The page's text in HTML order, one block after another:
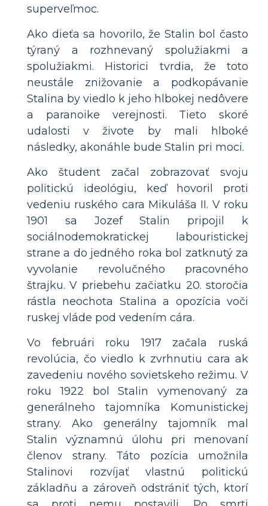
superveľmoc.
Ako dieťa sa hovorilo, že Stalin bol často
týraný a rozhnevaný spolužiakmi a
spolužiakmi. Historici tvrdia, že toto
neustále znižovanie a podkopávanie
Stalina by viedlo k jeho hlbokej nedôvere
a paranoike verejnosti. Tieto skoré
udalosti v živote by mali hlboké
následky, akonáhle bude Stalin pri moci.
Ako študent začal zobrazovať svoju
politickú ideológiu, keď hovoril proti
vedeniu ruského cara Mikuláša II. V roku
1901 sa Jozef Stalin pripojil k
sociálnodemokratickej labouristickej
strane a do jedného roka bol zatknutý za
vyvolanie revolučného pracovného
štrajku. V priebehu začiatku 20. storočia
rástla neochota Stalina a opozícia voči
ruskej vláde pod vedením cára.
Vo februári roku 1917 začala ruská
revolúcia, čo viedlo k zvrhnutiu cara ak
zavedeniu nového sovietskeho režimu. V
roku 1922 bol Stalin vymenovaný za
generálneho tajomníka Komunistickej
strany. Ako generálny tajomník mal
Stalin významnú úlohu pri menovaní
členov strany. Táto pozícia umožnila
Stalinovi rozvíjať vlastnú politickú
základňu a zároveň odstrániť tých, ktorí